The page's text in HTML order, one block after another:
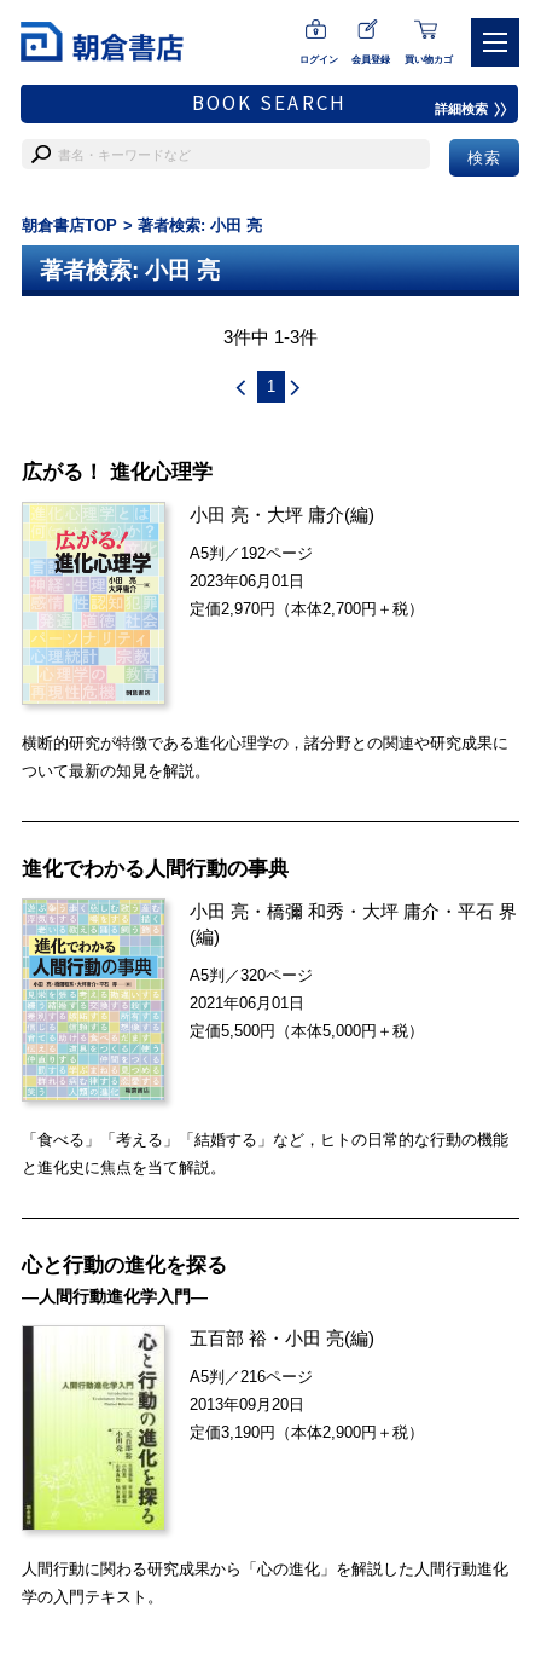
ログイン 会員登録 買い物カゴ
BOOK SEARCH 詳細検索
朝倉書店TOP 著者検索: 小田 亮
著者検索: 小田 亮
3件中 1-3件
1
広がる！ 進化心理学
小田 亮 ・ 大坪 庸介(編)
A5判／192ページ
2023年06月01日
定価2,970円（本体2,700円＋税）
横断的研究が特徴である進化心理学の，諸分野との関連や研究成果に
ついて最新の知見を解説。
進化でわかる人間行動の事典
小田 亮 ・橋彌 和秀 ・ 大坪 庸介 ・平石 界
(編)
A5判／320ページ
2021年06月01日
定価5,500円（本体5,000円＋税）
「食べる」「考える」「結婚する」など，ヒトの日常的な行動の機能
と進化史に焦点を当て解説。
心と行動の進化を探る
―人間行動進化学入門―
五百部 裕 ・小田 亮(編)
A5判／216ページ
2013年09月20日
定価3,190円（本体2,900円＋税）
人間行動に関わる研究成果から「心の進化」を解説した人間行動進化
学の入門テキスト。